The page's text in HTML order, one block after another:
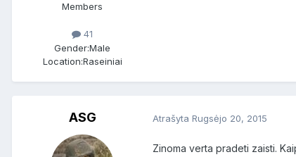
Members
41
Gender:Male
Location:Raseiniai
ASG Atrašyta Rugsėjo 20, 2015
Zinoma verta pradeti zaisti.